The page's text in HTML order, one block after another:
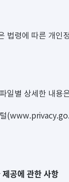
법령에 따른 개인
일별 상세한 내용
제공에 관한 사항